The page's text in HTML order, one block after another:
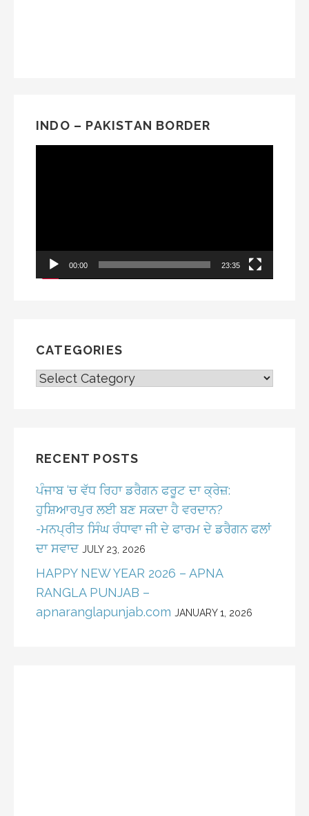
INDO – PAKISTAN BORDER
00:00 23:35
CATEGORIES
CATEGORIES
RECENT POSTS
ਪੰਜਾਬ ‘ਚ ਵੱਧ ਰਿਹਾ ਡਰੈਗਨ ਫਰੂਟ ਦਾ ਕ੍ਰੇਜ਼:
ਹੁਸ਼ਿਆਰਪੁਰ ਲਈ ਬਣ ਸਕਦਾ ਹੈ ਵਰਦਾਨ?
-ਮਨਪ੍ਰੀਤ ਸਿੰਘ ਰੰਧਾਵਾ ਜੀ ਦੇ ਫਾਰਮ ਦੇ ਡਰੈਗਨ ਫਲਾਂ
ਦਾ ਸਵਾਦ JULY 23, 2026
HAPPY NEW YEAR 2026 – APNA
RANGLA PUNJAB –
apnaranglapunjab.com JANUARY 1, 2026